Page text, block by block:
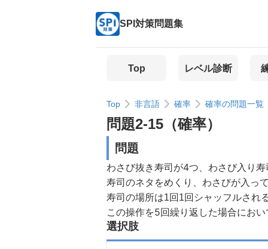
SPI対策問題集
Top レベル診断
Top 非言語 確率 確率の問題一覧
問題2-15 （確率）
問題
わさび抜き寿司が4つ、わさび入り
寿司のネタをめくり、わさびが入っ
寿司の場所は1回1回シャッフルされ
この操作を5回繰り返した場合にお
選択肢